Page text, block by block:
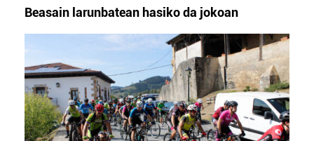
Beasain larunbatean hasiko da jokoan